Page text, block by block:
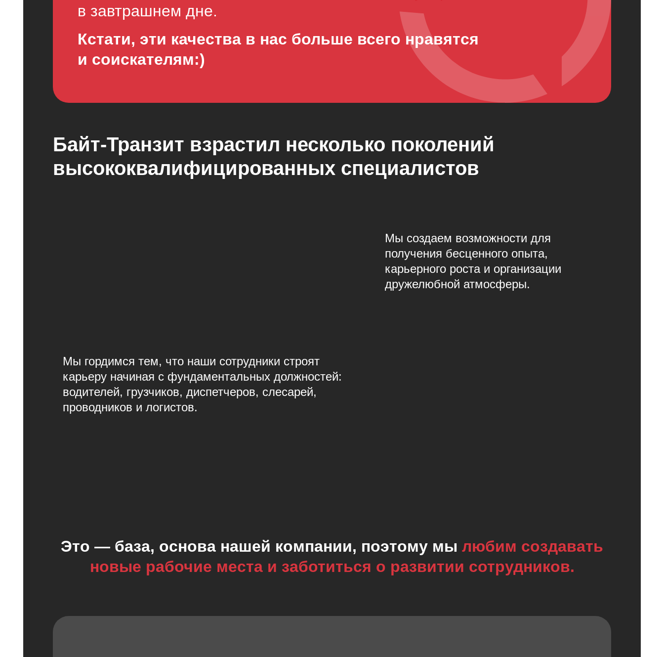
в завтрашнем дне.
Кстати, эти качества в нас больше всего нравятся
и соискателям:)
Байт-Транзит взрастил несколько поколений
высококвалифицированных специалистов
Мы создаем возможности для
получения бесценного опыта,
карьерного роста и организации
дружелюбной атмосферы.
Мы гордимся тем, что наши сотрудники строят
карьеру начиная с фундаментальных должностей:
водителей, грузчиков, диспетчеров, слесарей,
проводников и логистов.
Это — база, основа нашей компании, поэтому мы любим создавать
новые рабочие места и заботиться о развитии сотрудников.